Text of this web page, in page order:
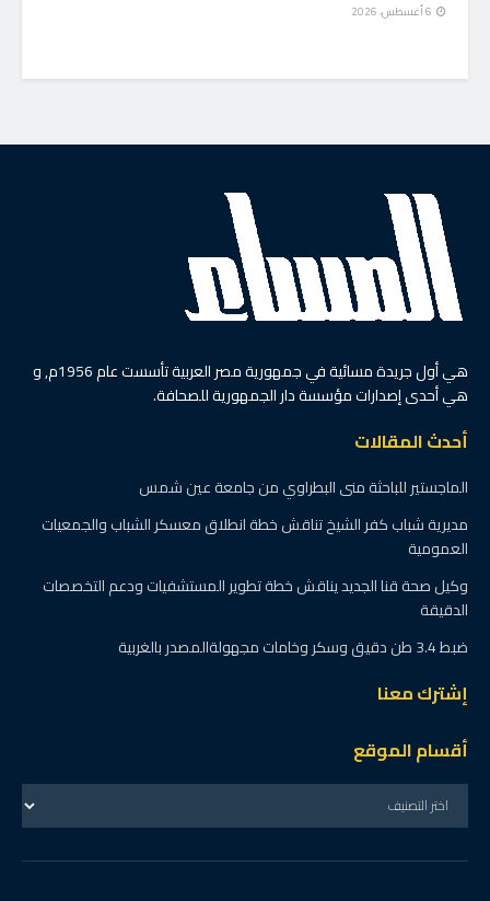
هي أول جريدة مسائية في جمهورية مصر العربية تأسست عام 1956م, و
هي أحدى إصدارات مؤسسة دار الجمهورية للصحافة.
أحدث المقالات
الماجستير للباحثة منى البطراوي من جامعة عين شمس
مديرية شباب كفر الشيخ تناقش خطة انطلاق معسكر الشباب والجمعيات
العمومية
وكيل صحة قنا الجديد يناقش خطة تطوير المستشفيات ودعم التخصصات
الدقيقة
ضبط 3.4 طن دقيق وسكر وخامات مجهولةالمصدر بالغربية
إشترك معنا
أقسام الموقع